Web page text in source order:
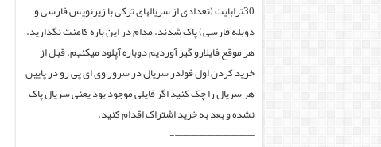
30ترابایت (تعدادی از سریالهای ترکی با زیرنویس فارسی و
دوبله فارسی) پاک شدند. مدام در این باره کامنت نگذارید.
هر موقع فایلارو گیر آوردیم دوباره آپلود میکنیم. قبل از
خرید کردن اول فولدر سریال در سرور وی ای پی رو در پایین
هر سریال را چک کنید اگر فایلی موجود بود یعنی سریال پاک
نشده و بعد به خرید اشتراک اقدام کنید.
——————————-